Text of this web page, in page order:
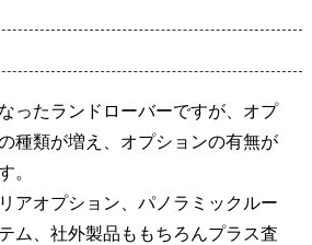
ったランドローバーですが、オプ
種類が増え、オプションの有無が
。
アオプション、パノラミックルー
ム、社外製品ももちろんプラス査